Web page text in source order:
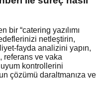
bir “catering yazılımı
netleştirin,
fayda analizini yapın,
referans ve vaka
kontrollerini
çözümü daraltmanıza ve